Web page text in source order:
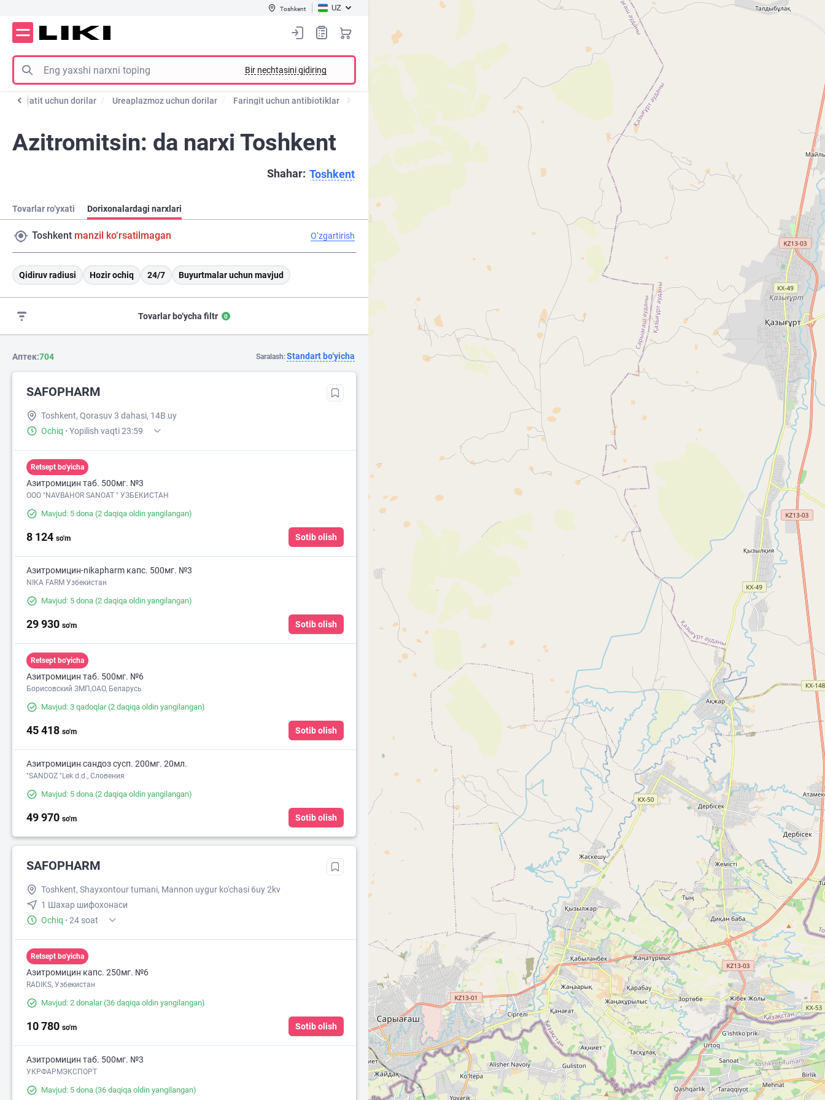
Toshkent UZ
Bir nechtasini qidiring
Prostatit uchun dorilar Ureaplazmoz uchun dorilar Faringit uchun antibiotiklar
Azitromitsin: da narxi Toshkent
Shahar: Toshkent
Tovarlar ro‘yxati Dorixonalardagi narxlari
Toshkent manzil ko‘rsatilmagan O‘zgartirish
Qidiruv radiusi Hozir ochiq 24/7 Buyurtmalar uchun mavjud
Tovarlar bo‘ycha filtr 0
Аптек:704 Saralash:Standart bo‘yicha
SAFOPHARM
Toshkent, Qorasuv 3 dahasi, 14B uy
Ochiq · Yopilish vaqti 23:59
Retsept bo'yicha
Азитромицин таб. 500мг. №3
ООО "NAVBAHOR SANOAT " УЗБЕКИСТАН
Mavjud: 5 dona (2 daqiqa oldin yangilangan)
8 124 so'm Sotib olish
Азитромицин-nikapharm капс. 500мг. №3
NIKA FARM Узбекистан
Mavjud: 5 dona (2 daqiqa oldin yangilangan)
29 930 so'm Sotib olish
Retsept bo'yicha
Азитромицин таб. 500мг. №6
Борисовский ЗМП,ОАО, Беларусь
Mavjud: 3 qadoqlar(2 daqiqa oldin yangilangan)
45 418 so'm Sotib olish
Азитромицин сандоз сусп. 200мг. 20мл.
"SANDOZ "Lek d.d., Словения
Mavjud: 5 dona (2 daqiqa oldin yangilangan)
49 970 so'm Sotib olish
SAFOPHARM
Toshkent, Shayxontour tumani, Mannon uygur ko'chasi 6uy 2kv
1 Шахар шифохонаси
Ochiq · 24 soat
Retsept bo'yicha
Азитромицин капс. 250мг. №6
RADIKS, Узбекистан
Mavjud: 2 donalar(36 daqiqa oldin yangilangan)
10 780 so'm Sotib olish
Азитромицин таб. 500мг. №3
УКРФАРМЭКСПОРТ
Mavjud: 5 dona (36 daqiqa oldin yangilangan)